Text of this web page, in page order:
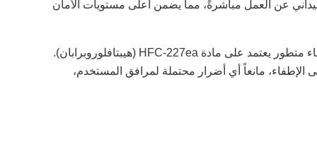
عن العمل مباشرةً، مما يضمن أعلى مستويات الأمان
كما يتميّز نظام تخزين الطاقة بتصميم مدمج للحماية من الحرائق، مزوّد بنظام إطفاء متطور يعتمد على مادة HFC-227ea (هيبتافلوروبرابان).
الإطفاء، مانعاً أي أضرار محتملة لمرافق المستخدم،